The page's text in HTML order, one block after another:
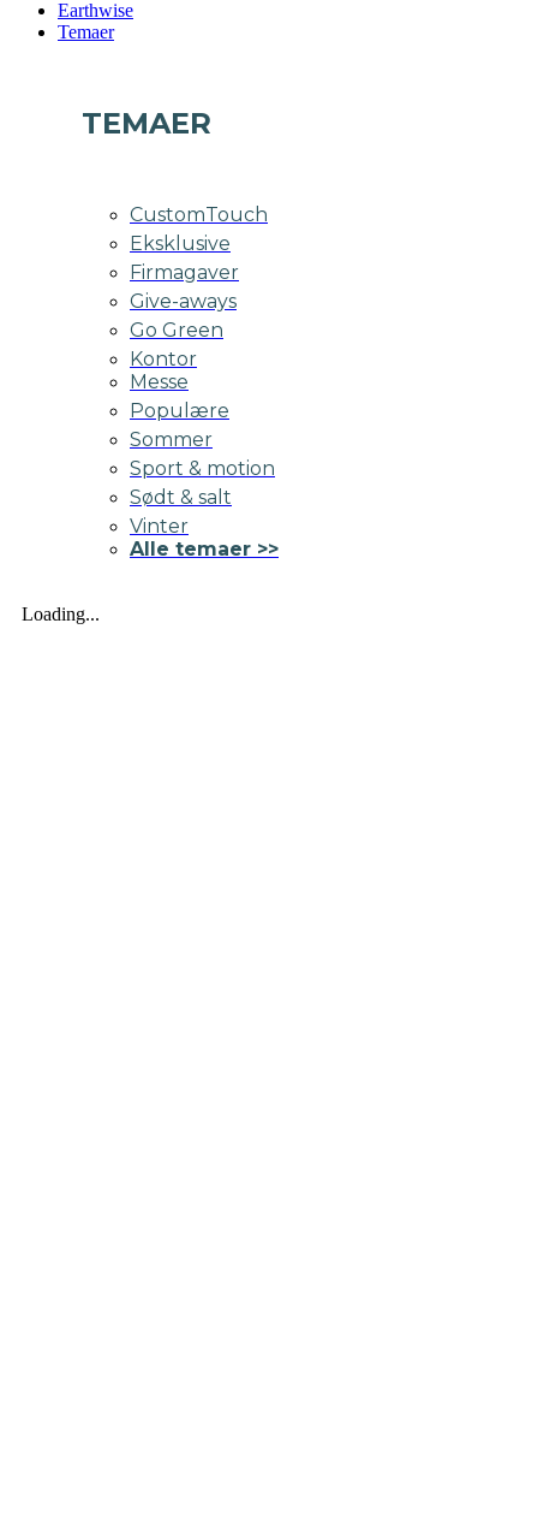
Earthwise
Temaer
TEMAER
CustomTouch
Eksklusive
Firmagaver
Give-aways
Go Green
Kontor
Messe
Populære
Sommer
Sport & motion
Sødt & salt
Vinter
Alle temaer >>
Loading...